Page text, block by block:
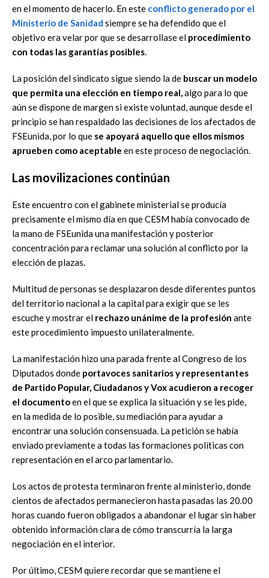
en el momento de hacerlo. En este conflicto generado por el
Ministerio de Sanidad siempre se ha defendido que el
objetivo era velar por que se desarrollase el procedimiento
con todas las garantías posibles.
La posición del sindicato sigue siendo la de buscar un modelo
que permita una elección en tiempo real,algo para lo que
aún se dispone de margen si existe voluntad, aunque desde el
principio se han respaldado las decisiones de los afectados de
FSEunida, por lo que se apoyará aquello que ellos mismos
aprueben como aceptable en este proceso de negociación.
Las movilizaciones continúan
Este encuentro con el gabinete ministerial se producía
precisamente el mismo día en que CESM había convocado de
la mano de FSEunida una manifestación y posterior
concentración para reclamar una solución al conflicto por la
elección de plazas.
Multitud de personas se desplazaron desde diferentes puntos
del territorio nacional a la capital para exigir que se les
escuche y mostrar el rechazo unánime de la profesión ante
este procedimiento impuesto unilateralmente.
La manifestación hizo una parada frente al Congreso de los
Diputados donde portavoces sanitarios y representantes
de Partido Popular, Ciudadanos y Vox acudieron a recoger
el documentoen el que se explica la situación y se les pide,
en la medida de lo posible, su mediación para ayudar a
encontrar una solución consensuada. La petición se había
enviado previamente a todas las formaciones políticas con
representación en el arco parlamentario.
Los actos de protesta terminaron frente al ministerio, donde
cientos de afectados permanecieron hasta pasadas las 20.00
horas cuando fueron obligados a abandonar el lugar sin haber
obtenido información clara de cómo transcurría la larga
negociación en el interior.
Por último, CESM quiere recordar que se mantiene el